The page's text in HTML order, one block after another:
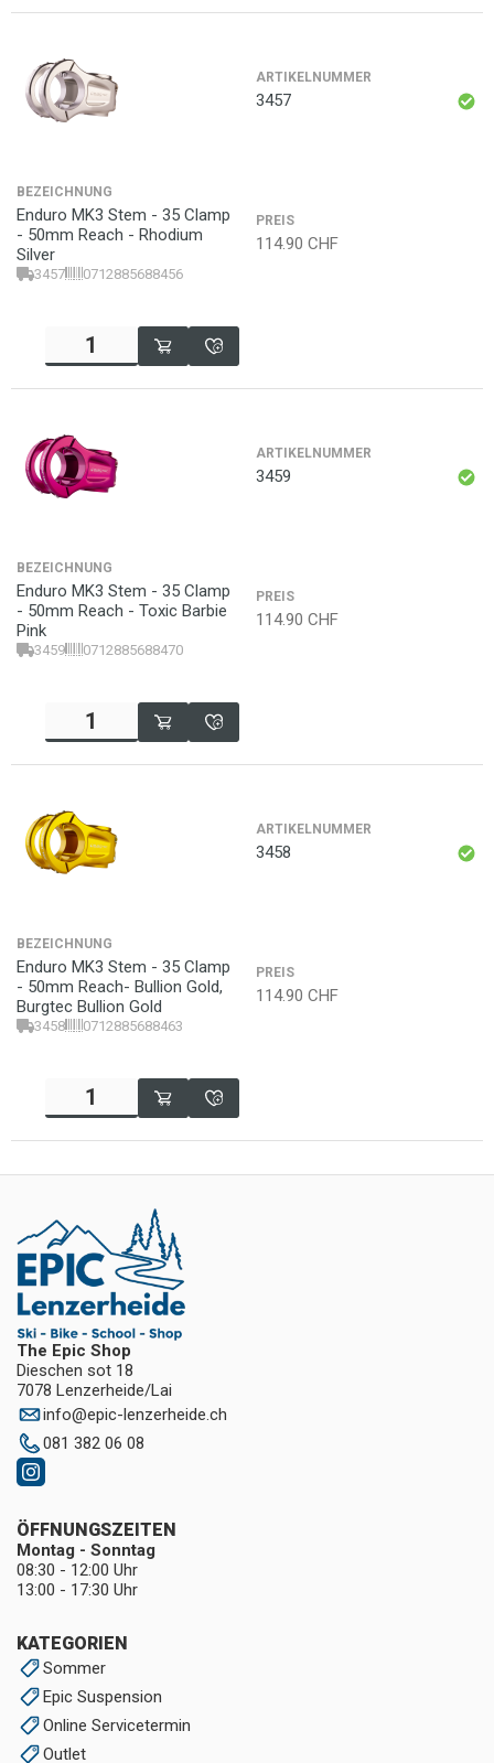
ARTIKELNUMMER
3457
BEZEICHNUNG
Enduro MK3 Stem - 35 Clamp
- 50mm Reach - Rhodium
Silver
3457 0712885688456
PREIS
114.90 CHF
ARTIKELNUMMER
3459
BEZEICHNUNG
Enduro MK3 Stem - 35 Clamp
- 50mm Reach - Toxic Barbie
Pink
3459 0712885688470
PREIS
114.90 CHF
ARTIKELNUMMER
3458
BEZEICHNUNG
Enduro MK3 Stem - 35 Clamp
- 50mm Reach- Bullion Gold,
Burgtec Bullion Gold
3458 0712885688463
PREIS
114.90 CHF
The Epic Shop
Dieschen sot 18
7078 Lenzerheide/Lai
info@epic-lenzerheide.ch
081 382 06 08
KATEGORIEN
Sommer
Epic Suspension
Online Servicetermin
Outlet
ÖFFNUNGSZEITEN
Montag - Sonntag
08:30 - 12:00 Uhr
13:00 - 17:30 Uhr